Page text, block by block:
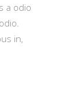
a odio
in,